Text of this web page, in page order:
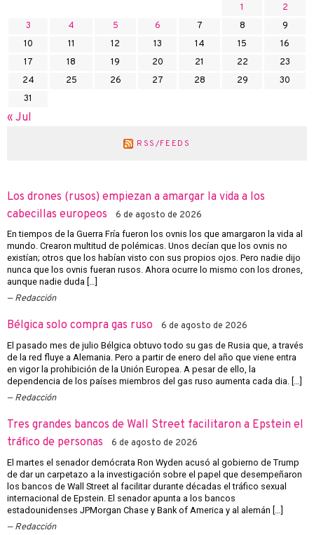
1
2
3
4 5 6 7 8
9
10
11 12 13 14 15
16
17
18 19 20 21 22
23
24
25 26 27 28 29
30
31
« Jul
RSS/FEEDS
Los drones (rusos) empiezan a amargar la vida a los
cabecillas europeos
6 de agosto de 2026
En tiempos de la Guerra Fría fueron los ovnis los que amargaron la vida al
mundo. Crearon multitud de polémicas. Unos decían que los ovnis no
existían; otros que los habían visto con sus propios ojos. Pero nadie dijo
nunca que los ovnis fueran rusos. Ahora ocurre lo mismo con los drones,
aunque nadie duda […]
Redacción
Bélgica solo compra gas ruso 6 de agosto de 2026
El pasado mes de julio Bélgica obtuvo todo su gas de Rusia que, a través
de la red fluye a Alemania. Pero a partir de enero del año que viene entra
en vigor la prohibición de la Unión Europea. A pesar de ello, la
dependencia de los países miembros del gas ruso aumenta cada dia. […]
Redacción
Tres grandes bancos de Wall Street facilitaron a Epstein el
tráfico de personas
6 de agosto de 2026
El martes el senador demócrata Ron Wyden acusó al gobierno de Trump
de dar un carpetazo a la investigación sobre el papel que desempeñaron
los bancos de Wall Street al facilitar durante décadas el tráfico sexual
internacional de Epstein. El senador apunta a los bancos
estadounidenses JPMorgan Chase y Bank of America y al alemán […]
Redacción